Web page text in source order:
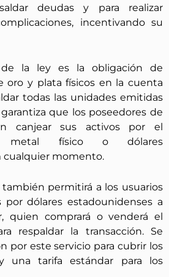
deudas y para realizar
incentivando su
la ley es la obligación de
oro y plata físicos en la cuenta
todas las unidades emitidas
que los poseedores de
canjear sus activos por el
metal físico o dólares
cualquier momento.
también permitirá a los usuarios
por dólares estadounidenses a
quien comprará o venderá el
respaldar la transacción. Se
por este servicio para cubrir los
una tarifa estándar para los